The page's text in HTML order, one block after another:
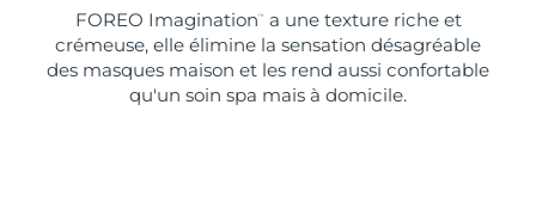
FOREO Imagination ™
a une texture riche et
crémeuse, elle élimine la sensation désagréable
des masques maison et les rend aussi confortable
qu'un soin spa mais à domicile.